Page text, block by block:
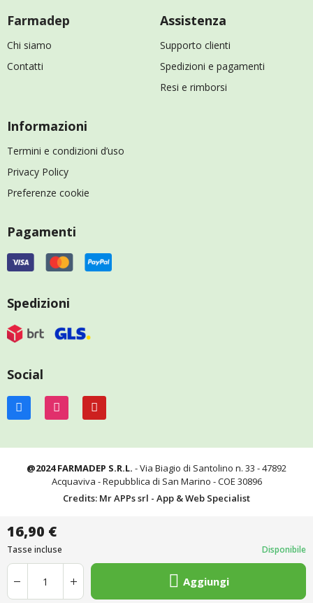
16,90 €
Tasse incluse Disponibile
Aggiungi
Farmadep
Chi siamo
Contatti
Assistenza
Supporto clienti
Spedizioni e pagamenti
Resi e rimborsi
Informazioni
Termini e condizioni d’uso
Privacy Policy
Preferenze cookie
Pagamenti
Spedizioni
Social
@2024 FARMADEP S.R.L. - Via Biagio di Santolino n. 33 - 47892
Acquaviva - Repubblica di San Marino - COE 30896
Credits: Mr APPs srl - App & Web Specialist